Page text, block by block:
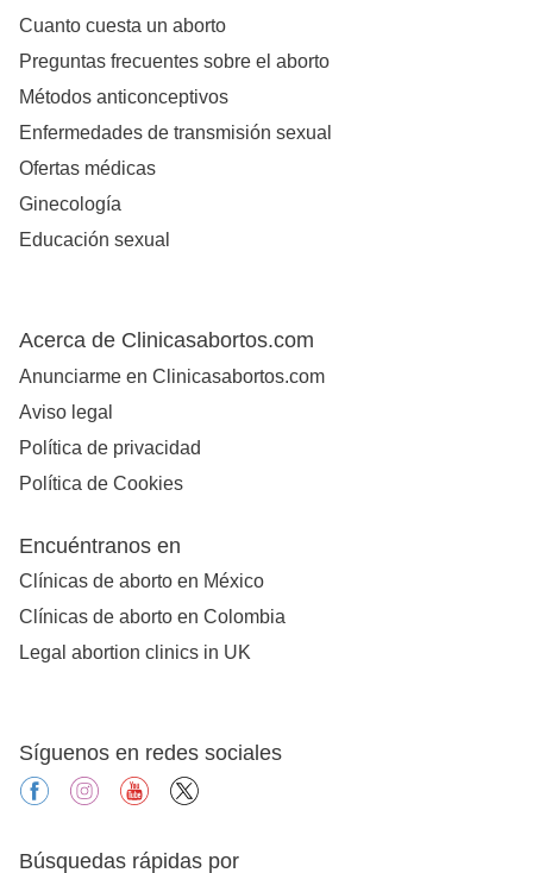
Cuanto cuesta un aborto
Preguntas frecuentes sobre el aborto
Métodos anticonceptivos
Enfermedades de transmisión sexual
Ofertas médicas
Ginecología
Educación sexual
Acerca de Clinicasabortos.com
Anunciarme en Clinicasabortos.com
Aviso legal
Política de privacidad
Política de Cookies
Encuéntranos en
Clínicas de aborto en México
Clínicas de aborto en Colombia
Legal abortion clinics in UK
Síguenos en redes sociales
facebookinstagramyoutube
Búsquedas rápidas por